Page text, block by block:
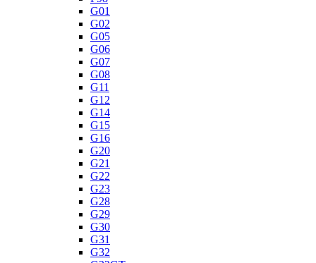
G01
G02
G05
G06
G07
G08
G11
G12
G14
G15
G16
G20
G21
G22
G23
G28
G29
G30
G31
G32